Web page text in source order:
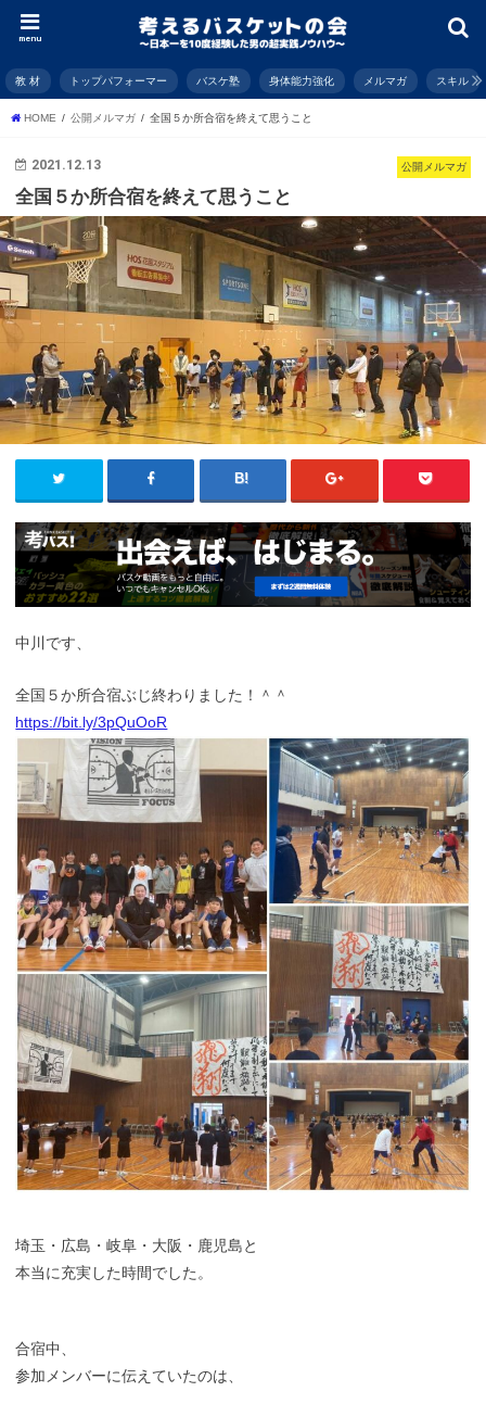
menu
教 材 トップパフォーマー バスケ塾 身体能力強化 メルマガ スキル
HOME 公開メルマガ 全国５か所合宿を終えて思うこと
公開メルマガ
2021.12.13
全国５か所合宿を終えて思うこと
中川です、
全国５か所合宿ぶじ終わりました！＾＾
https://bit.ly/3pQuOoR
埼玉・広島・岐阜・大阪・鹿児島と
本当に充実した時間でした。
合宿中、
参加メンバーに伝えていたのは、